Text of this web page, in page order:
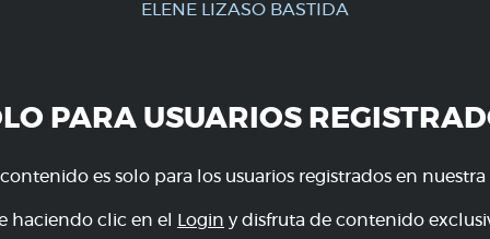
ELENE LIZASO BASTIDA
PARA USUARIOS
es solo para los usuarios registrados en nuestra
haciendo clic en el Login y disfruta de contenido